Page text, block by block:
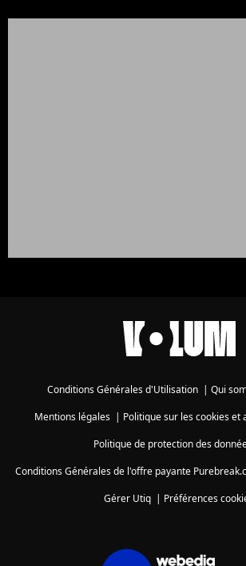
Conditions Générales d'Utilisation Qui
Mentions légales| Politique sur les cookies et
Politique de protection des
Conditions Générales de l'offre payante
Gérer Utiq
Préférences